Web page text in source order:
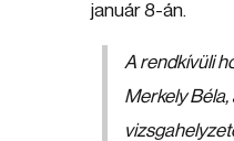
január 8-án.
A rendkívüli
Merkely